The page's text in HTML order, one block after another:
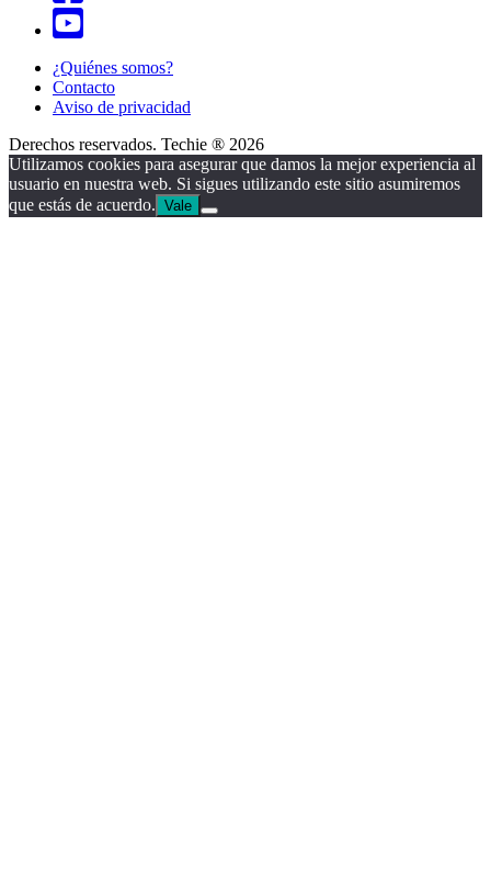
¿Quiénes somos?
Contacto
Aviso de privacidad
Derechos reservados. Techie ® 2026
Utilizamos cookies para asegurar que damos la mejor experiencia al
usuario en nuestra web. Si sigues utilizando este sitio asumiremos
que estás de acuerdo. Vale